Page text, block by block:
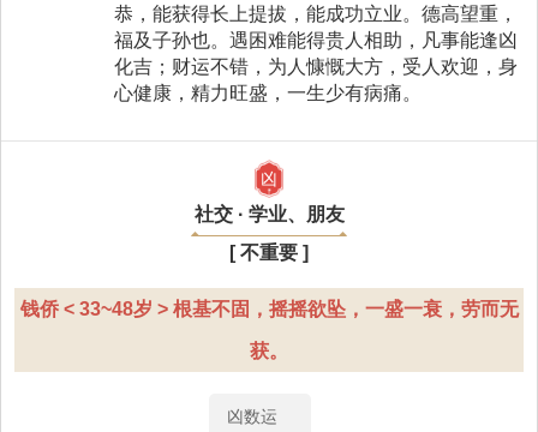
恭，能获得长上提拔，能成功立业。德高望重，
福及子孙也。遇困难能得贵人相助，凡事能逢凶
化吉；财运不错，为人慷慨大方，受人欢迎，身
心健康，精力旺盛，一生少有病痛。
凶
社交 · 学业、朋友
[ 不重要 ]
钱侨 < 33~48岁 > 根基不固，摇摇欲坠，一盛一衰，劳而无
获。
凶数运